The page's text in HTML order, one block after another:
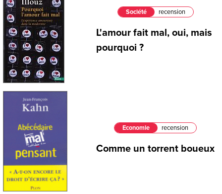
Société recension
L'amour fait mal, oui, mais
pourquoi ?
Economie recension
Comme un torrent boueux